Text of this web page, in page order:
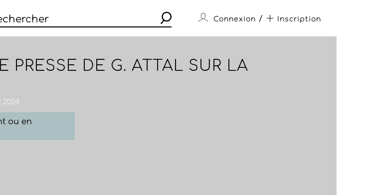
Connexion / Inscription
PRESSE DE G. ATTAL SUR LA
2024
ou en